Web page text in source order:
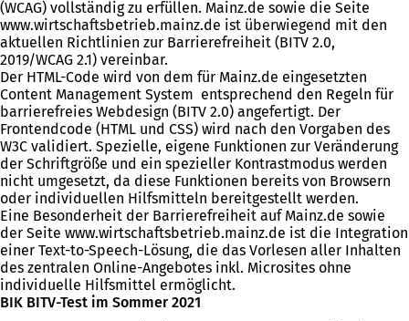
(WCAG) vollständig zu erfüllen. Mainz.de sowie die Seite
www.wirtschaftsbetrieb.mainz.de ist überwiegend mit den
aktuellen Richtlinien zur Barrierefreiheit (BITV 2.0,
2019/WCAG 2.1) vereinbar.
Der HTML-Code wird von dem für Mainz.de eingesetzten
Content Management System entsprechend den Regeln für
barrierefreies Webdesign (BITV 2.0) angefertigt. Der
Frontendcode (HTML und CSS) wird nach den Vorgaben des
W3C validiert. Spezielle, eigene Funktionen zur Veränderung
der Schriftgröße und ein spezieller Kontrastmodus werden
nicht umgesetzt, da diese Funktionen bereits von Browsern
oder individuellen Hilfsmitteln bereitgestellt werden.
Eine Besonderheit der Barrierefreiheit auf Mainz.de sowie
der Seite www.wirtschaftsbetrieb.mainz.de ist die Integration
einer Text-to-Speech-Lösung, die das Vorlesen aller Inhalten
des zentralen Online-Angebotes inkl. Microsites ohne
individuelle Hilfsmittel ermöglicht.
BIK BITV-Test im Sommer 2021